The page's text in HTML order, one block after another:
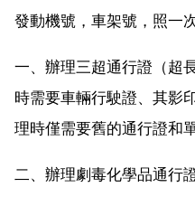
發動機號，車架號，照一
一、辦理三超通行證（超
時需要車輛行駛證、其影
理時僅需要舊的通行證和
二、辦理劇毒化學品通行